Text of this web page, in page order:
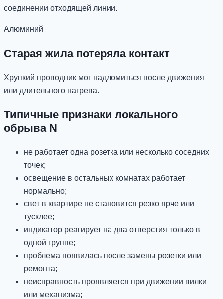
соединении отходящей линии.
Алюминий
Старая жила потеряла контакт
Хрупкий проводник мог надломиться после движения
или длительного нагрева.
Типичные признаки локального
обрыва N
не работает одна розетка или несколько соседних
точек;
освещение в остальных комнатах работает
нормально;
свет в квартире не становится резко ярче или
тусклее;
индикатор реагирует на два отверстия только в
одной группе;
проблема появилась после замены розетки или
ремонта;
неисправность проявляется при движении вилки
или механизма;